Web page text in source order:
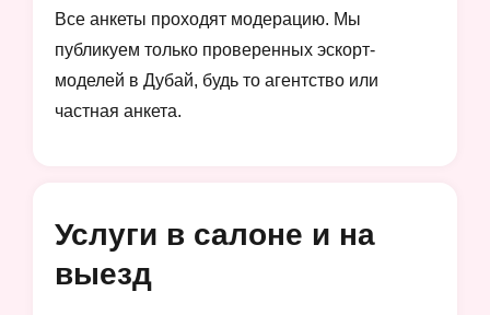
Все анкеты проходят модерацию. Мы
публикуем только проверенных эскорт-
моделей в Дубай, будь то агентство или
частная анкета.
Услуги в салоне и на
выезд